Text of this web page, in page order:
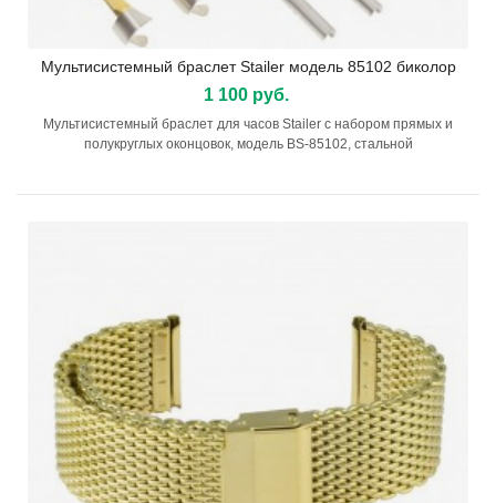
Мультисистемный браслет Stailer модель 85102 биколор
1 100 руб.
Мультисистемный браслет для часов Stailer с набором прямых и
полукруглых оконцовок, модель BS-85102, стальной